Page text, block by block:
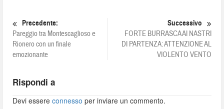
Precedente:
Pareggio tra Montescaglioso e
Rionero con un finale
emozionante
Successivo
FORTE BURRASCA AI NASTRI
DI PARTENZA: ATTENZIONE AL
VIOLENTO VENTO
Rispondi a
Devi essereconnesso per inviare un commento.